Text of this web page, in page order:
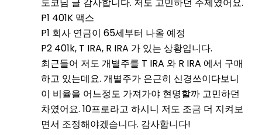
P1 401K 맥스
P1 회사 연금이 65세부터 나올 예정
P2 401k, T IRA, R IRA 가 있는 상황입니다.
최근들어 저도 개별주를 T IRA 와 R IRA 에서 구매
하고 있는데요. 개별주가 은근히 신경쓰이다보니
이 비율을 어느정도 가져가야 현명할까 고민하던
차였어요. 10프로라고 하시니 저도 조금 더 지켜보
면서 조정해야겠습니다. 감사합니다!